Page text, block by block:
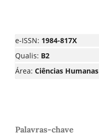
e-ISSN: 1984-817X
Qualis: B2
Área: Ciências Humanas
Palavras-chave